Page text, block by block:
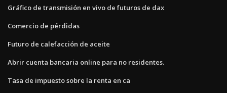
Gráfico de transmisión en vivo de futuros de dax
Comercio de pérdidas
Futuro de calefacción de aceite
Abrir cuenta bancaria online para no residentes.
Tasa de impuesto sobre la renta en ca